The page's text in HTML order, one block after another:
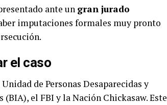
ante un gran jurado
imputaciones formales muy pronto
el caso
de Personas Desaparecidas y
el FBI y la Nación Chickasaw. Este